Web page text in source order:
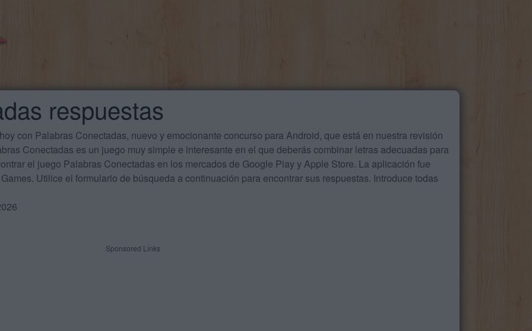
respuestas
con Palabras Conectadas, nuevo y emocionante concurso para Android, que está en nuestra revisión
Conectadas es un juego muy simple e interesante en el que deberás combinar letras adecuadas para
el juego Palabras Conectadas en los mercados de Google Play y Apple Store. La aplicación fue
Utilice el formulario de búsqueda a continuación para encontrar sus respuestas. Introduce todas
Sponsored Links